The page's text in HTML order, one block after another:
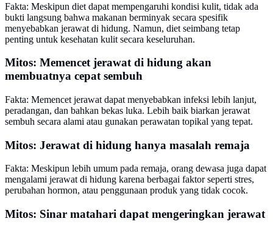
Fakta: Meskipun diet dapat mempengaruhi kondisi kulit, tidak ada
bukti langsung bahwa makanan berminyak secara spesifik
menyebabkan jerawat di hidung. Namun, diet seimbang tetap
penting untuk kesehatan kulit secara keseluruhan.
Mitos: Memencet jerawat di hidung akan
membuatnya cepat sembuh
Fakta: Memencet jerawat dapat menyebabkan infeksi lebih lanjut,
peradangan, dan bahkan bekas luka. Lebih baik biarkan jerawat
sembuh secara alami atau gunakan perawatan topikal yang tepat.
Mitos: Jerawat di hidung hanya masalah remaja
Fakta: Meskipun lebih umum pada remaja, orang dewasa juga dapat
mengalami jerawat di hidung karena berbagai faktor seperti stres,
perubahan hormon, atau penggunaan produk yang tidak cocok.
Mitos: Sinar matahari dapat mengeringkan jerawat